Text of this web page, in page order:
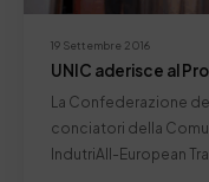
19 Settembre 2016
UNIC aderisce al
La Confederazione
conciatori della
IndutriAll-European